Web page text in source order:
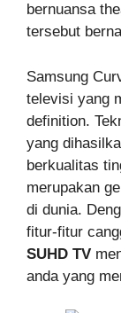
bernuansa
tersebut
Samsung
televisi yang
definition.
yang
berkualitas
merupakan
di dunia.
fitur-fitur
SUHD TV
anda yang